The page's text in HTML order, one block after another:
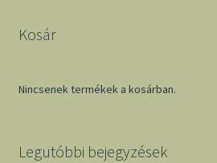
Kosár
Nincsenek termékek a kosárban.
Legutóbbi bejegyzések